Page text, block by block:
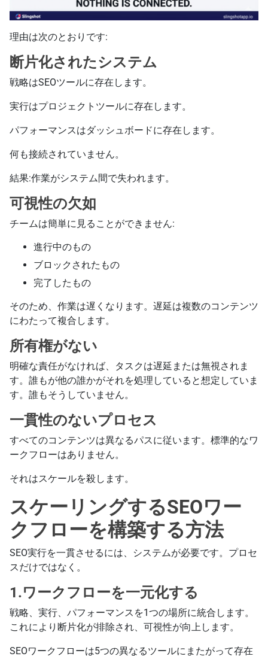
理由は次のとおりです:
断片化されたシステム
戦略はSEOツールに存在します。
実行はプロジェクトツールに存在します。
パフォーマンスはダッシュボードに存在します。
何も接続されていません。
結果:作業がシステム間で失われます。
可視性の欠如
チームは簡単に見ることができません:
進行中のもの
ブロックされたもの
完了したもの
そのため、作業は遅くなります。遅延は複数のコンテンツ
にわたって複合します。
所有権がない
明確な責任がなければ、タスクは遅延または無視されま
す。誰もが他の誰かがそれを処理していると想定していま
す。誰もそうしていません。
一貫性のないプロセス
すべてのコンテンツは異なるパスに従います。標準的なワ
ークフローはありません。
それはスケールを殺します。
スケーリングするSEOワー
クフローを構築する方法
SEO実行を一貫させるには、システムが必要です。プロセ
スだけではなく。
1.ワークフローを一元化する
戦略、実行、パフォーマンスを1つの場所に統合します。
これにより断片化が排除され、可視性が向上します。
SEOワークフローは5つの異なるツールにまたがって存在